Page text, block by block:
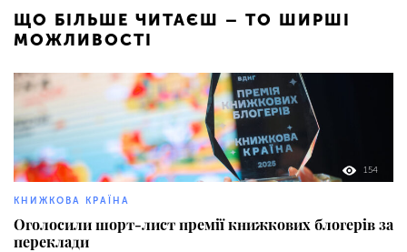
ЩО БІЛЬШЕ ЧИТАЄШ – ТО ШИРШІ
МОЖЛИВОСТІ
154
КНИЖКОВА КРАЇНА
Оголосили шорт-лист премії книжкових блогерів за
переклади